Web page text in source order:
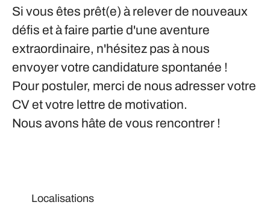
Si vous êtes prêt(e) à relever de nouveaux
défis et à faire partie d'une aventure
extraordinaire, n'hésitez pas à nous
envoyer votre candidature spontanée !
Pour postuler, merci de nous adresser votre
CV et votre lettre de motivation.
Nous avons hâte de vous rencontrer !
Localisations